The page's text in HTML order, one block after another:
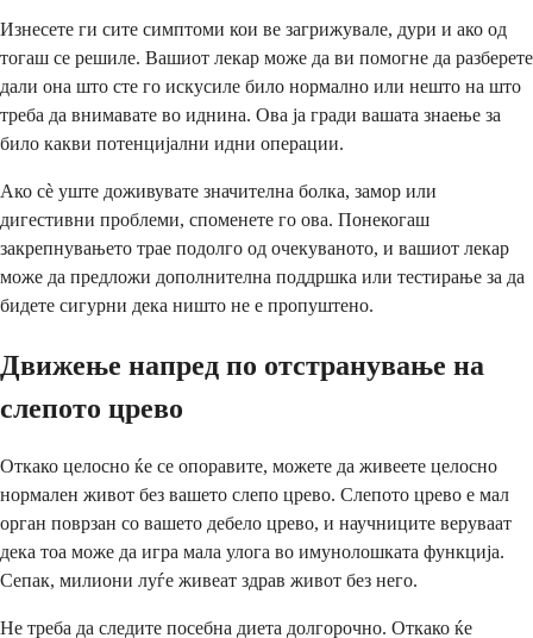
Изнесете ги сите симптоми кои ве загрижувале, дури и ако од
тогаш се решиле. Вашиот лекар може да ви помогне да разберете
дали она што сте го искусиле било нормално или нешто на што
треба да внимавате во иднина. Ова ја гради вашата знаење за
било какви потенцијални идни операции.
Ако сè уште доживувате значителна болка, замор или
дигестивни проблеми, споменете го ова. Понекогаш
закрепнувањето трае подолго од очекуваното, и вашиот лекар
може да предложи дополнителна поддршка или тестирање за да
бидете сигурни дека ништо не е пропуштено.
Движење напред по отстранување на
слепото црево
Откако целосно ќе се опоравите, можете да живеете целосно
нормален живот без вашето слепо црево. Слепото црево е мал
орган поврзан со вашето дебело црево, и научниците веруваат
дека тоа може да игра мала улога во имунолошката функција.
Сепак, милиони луѓе живеат здрав живот без него.
Не треба да следите посебна диета долгорочно. Откако ќе